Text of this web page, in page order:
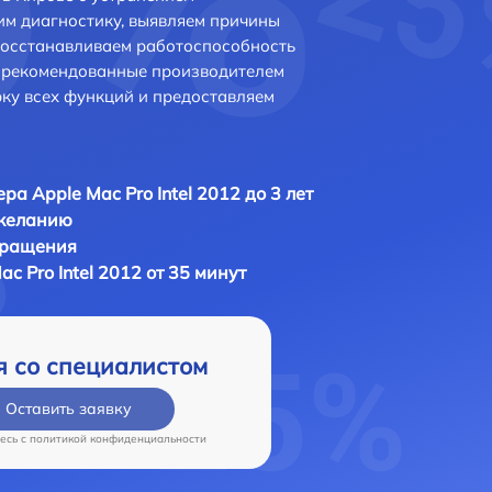
диагностику, выявляем причины
работоспособность
производителем
всех функций и предоставляем
Apple Mac Pro Intel 2012 до 3 лет
Pro Intel 2012 от 35 минут
со специалистом
Оставить заявку
c политикой конфиденциальности